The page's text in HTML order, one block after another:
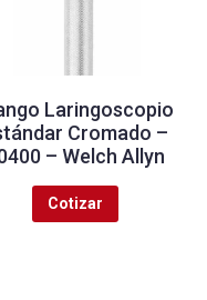
Laringoscopio
Cromado –
– Welch Allyn
Cotizar